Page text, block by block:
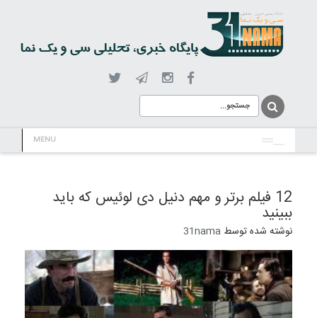
MENU
12 فیلم برتر و مهم دنیل دی لوئیس که باید
ببینید
نوشته شده توسط 31nama